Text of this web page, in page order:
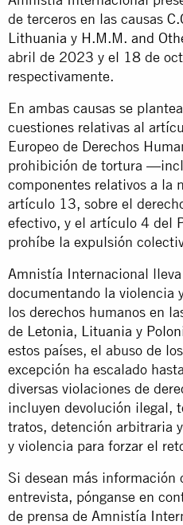
de terceros en las causas
Lithuania y H.M.M. and
abril de 2023 y el 18 de
respectivamente.
En ambas causas se
cuestiones relativas al
Europeo de Derechos
prohibición de tortura
componentes relativos a la
artículo 13, sobre el
efectivo, y el artículo 4 del
prohíbe la expulsión
Amnistía Internacional
documentando la violencia
los derechos humanos en
de Letonia, Lituania y
estos países, el abuso de
excepción ha escalado
diversas violaciones de
incluyen devolución ilegal,
tratos, detención arbitraria
y violencia para forzar el
Si desean más información
entrevista, pónganse en
de prensa de Amnistía